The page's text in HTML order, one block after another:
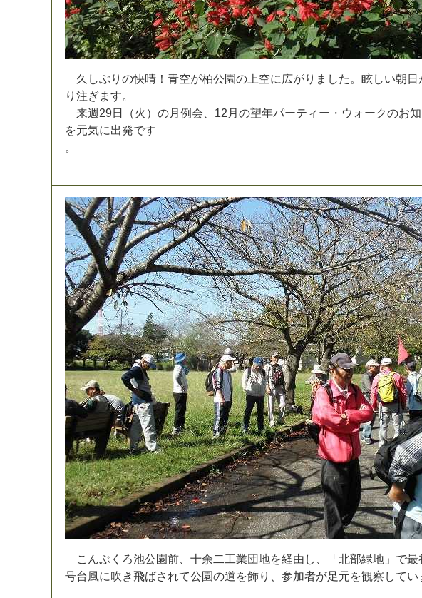
久 しぶ り の快晴 ！ 青空が柏公園の 上空に 広がり ま した 。 眩しい朝 日
り 注ぎま す。
来週 29日 （火 ） の月 例会 12 月 の望年パーテ ィ ー ・ ウ ォークのお知
を元気に出発です
。
こ んぶ く ろ池公園前 十余二工業団地を経由 し 「 北部緑地 」 で最
号台 風に吹き飛ばさ れて公園の道を飾り 参加者が足元を観察 してい